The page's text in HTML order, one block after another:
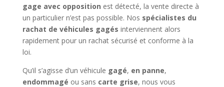
gage avec opposition est détecté, la vente directe à
un particulier n’est pas possible. Nos spécialistes du
rachat de véhicules gagés interviennent alors
rapidement pour un rachat sécurisé et conforme à la
loi.
Qu’il s’agisse d’un véhicule gagé, en panne,
endommagé ou sans carte grise, nous vous